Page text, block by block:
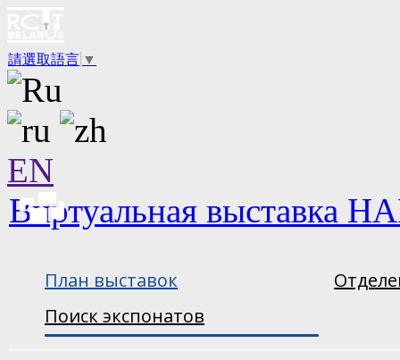
請選取語言 ▼
EN
Виртуальная выставка
План выставок
Поиск экспонатов